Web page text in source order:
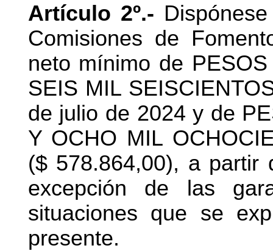
Artículo 2º.-
Comisiones de
neto mínimo de
SEIS MIL
de julio de 2024 y de
Y OCHO MIL
($ 578.864,00), a
excepción de las
situaciones que se
presente.